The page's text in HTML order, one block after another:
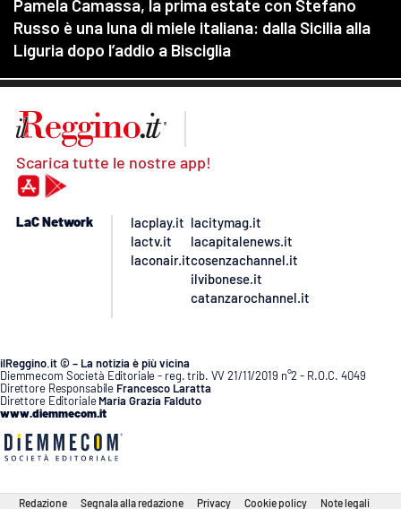
Scarica tutte le nostre app!
LaC Network
lacplay.it
lactv.it
laconair.it
lacitymag.it
lacapitalenews.it
cosenzachannel.it
ilvibonese.it
catanzarochannel.it
ilReggino.it © – La notizia è più vicina
Diemmecom Società Editoriale - reg. trib. VV 21/11/2019 n°2 - R.O.C. 4049
Direttore Responsabile Francesco Laratta
Direttore Editoriale Maria Grazia Falduto
www.diemmecom.it
Redazione Segnala alla redazione Privacy Cookie policy Note legali